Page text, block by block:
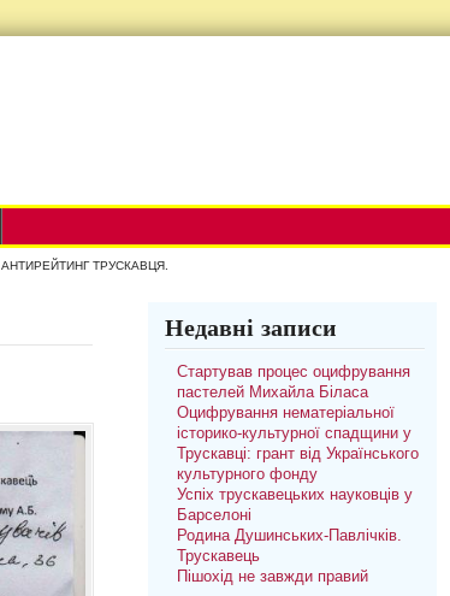
АНТИРЕЙТИНГ ТРУСКАВЦЯ.
Недавні записи
Стартував процес оцифрування
пастелей Михайла Біласа
Оцифрування нематеріальної
історико-культурної спадщини у
Трускавці: грант від Українського
культурного фонду
Успіх трускавецьких науковців у
Барселоні
Родина Душинських-Павлічків.
Трускавець
Пішохід не завжди правий